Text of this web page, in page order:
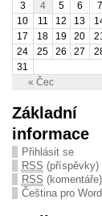
« Čec
3
4 5 6 7
10
11 12 13
17
18 19 20 21
24
25 26 27
31
Základní
informace
Přihlásit se
RSS (příspěvky)
RSS (komentáře)
Čeština pro